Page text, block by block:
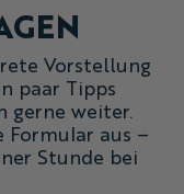
Vorstellung
paar Tipps
gerne weiter.
Formular aus –
Stunde bei